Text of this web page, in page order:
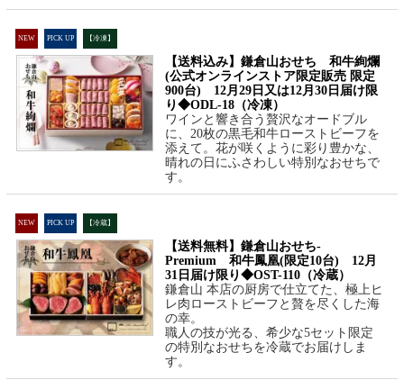
NEW PICK UP 【冷凍】
【送料込み】鎌倉山おせち 和牛絢爛
(公式オンラインストア限定販売 限定
900台) 12月29日又は12月30日届け限
り◆ODL-18（冷凍）
ワインと響き合う贅沢なオードブル
に、20枚の黒毛和牛ローストビーフを
添えて。花が咲くように彩り豊かな、
晴れの日にふさわしい特別なおせちで
す。
NEW PICK UP 【冷蔵】
【送料無料】鎌倉山おせち-
Premium 和牛鳳凰(限定10台) 12月
31日届け限り◆OST-110（冷蔵）
鎌倉山 本店の厨房で仕立てた、極上ヒ
レ肉ローストビーフと贅を尽くした海
の幸。
職人の技が光る、希少な5セット限定
の特別なおせちを冷蔵でお届けしま
す。